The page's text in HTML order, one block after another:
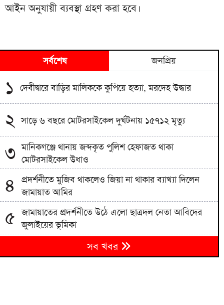
আইন অনুযায়ী ব্যবস্থা গ্রহণ করা হবে।
সর্বশেষ জনপ্রিয়
১ দেবীদ্বারে বাড়ির মালিককে কুপিয়ে হত্যা, মরদেহ উদ্ধার
২ সাড়ে ৬ বছরে মোটরসাইকেল দুর্ঘটনায় ১৫৭১২ মৃত্যু
৩ মানিকগঞ্জে থানায় জব্দকৃত পুলিশ হেফাজত থাকা
মোটরসাইকেল উধাও
৪
প্রদর্শনীতে মুজিব থাকলেও জিয়া না থাকার ব্যাখ্যা দিলেন
জামায়াত আমির
৫ জামায়াতের প্রদর্শনীতে উঠে এলো ছাত্রদল নেতা আবিদের
জুলাইয়ের ভূমিকা
হাদী হত্যার রহস্য উন্মোচন করতে না পারলে ডিপ স্টেটের
ঘোরপাকে থাকতে হবে: আব্দুল্লাহ আল জাবের
সব খবর